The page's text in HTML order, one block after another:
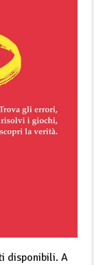
disponibili. A